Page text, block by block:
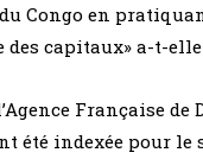
Congo en
capitaux» a-t-elle
Française de
été indexée pour le